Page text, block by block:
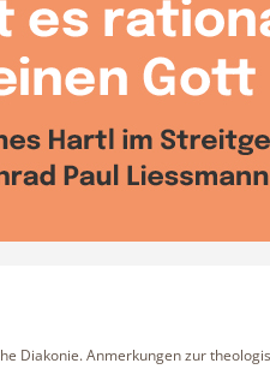
Diakonie. Anmerkungen zur